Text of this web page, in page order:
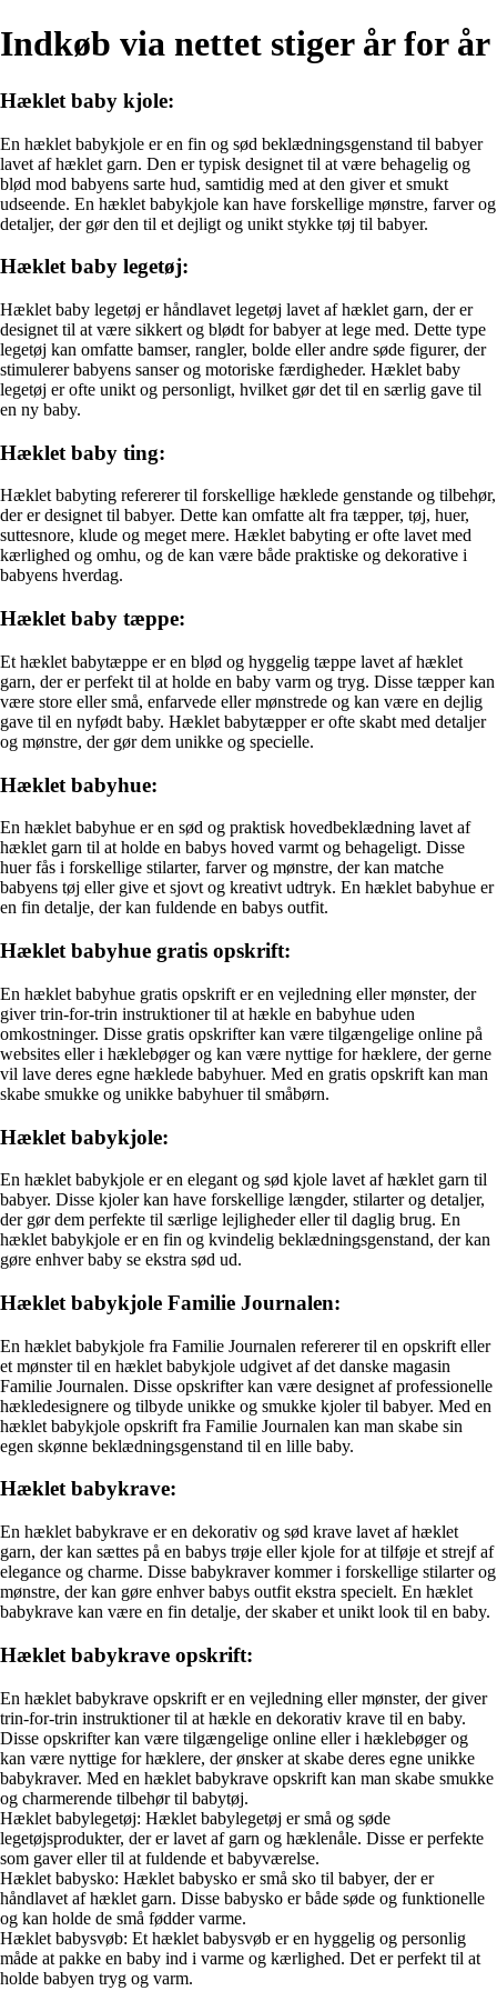
Indkøb via nettet stiger år for år
Hæklet baby kjole:
En hæklet babykjole er en fin og sød beklædningsgenstand til babyer
lavet af hæklet garn. Den er typisk designet til at være behagelig og
blød mod babyens sarte hud, samtidig med at den giver et smukt
udseende. En hæklet babykjole kan have forskellige mønstre, farver og
detaljer, der gør den til et dejligt og unikt stykke tøj til babyer.
Hæklet baby legetøj:
Hæklet baby legetøj er håndlavet legetøj lavet af hæklet garn, der er
designet til at være sikkert og blødt for babyer at lege med. Dette type
legetøj kan omfatte bamser, rangler, bolde eller andre søde figurer, der
stimulerer babyens sanser og motoriske færdigheder. Hæklet baby
legetøj er ofte unikt og personligt, hvilket gør det til en særlig gave til
en ny baby.
Hæklet baby ting:
Hæklet babyting refererer til forskellige hæklede genstande og tilbehør,
der er designet til babyer. Dette kan omfatte alt fra tæpper, tøj, huer,
suttesnore, klude og meget mere. Hæklet babyting er ofte lavet med
kærlighed og omhu, og de kan være både praktiske og dekorative i
babyens hverdag.
Hæklet baby tæppe:
Et hæklet babytæppe er en blød og hyggelig tæppe lavet af hæklet
garn, der er perfekt til at holde en baby varm og tryg. Disse tæpper kan
være store eller små, enfarvede eller mønstrede og kan være en dejlig
gave til en nyfødt baby. Hæklet babytæpper er ofte skabt med detaljer
og mønstre, der gør dem unikke og specielle.
Hæklet babyhue:
En hæklet babyhue er en sød og praktisk hovedbeklædning lavet af
hæklet garn til at holde en babys hoved varmt og behageligt. Disse
huer fås i forskellige stilarter, farver og mønstre, der kan matche
babyens tøj eller give et sjovt og kreativt udtryk. En hæklet babyhue er
en fin detalje, der kan fuldende en babys outfit.
Hæklet babyhue gratis opskrift:
En hæklet babyhue gratis opskrift er en vejledning eller mønster, der
giver trin-for-trin instruktioner til at hækle en babyhue uden
omkostninger. Disse gratis opskrifter kan være tilgængelige online på
websites eller i hæklebøger og kan være nyttige for hæklere, der gerne
vil lave deres egne hæklede babyhuer. Med en gratis opskrift kan man
skabe smukke og unikke babyhuer til småbørn.
Hæklet babykjole:
En hæklet babykjole er en elegant og sød kjole lavet af hæklet garn til
babyer. Disse kjoler kan have forskellige længder, stilarter og detaljer,
der gør dem perfekte til særlige lejligheder eller til daglig brug. En
hæklet babykjole er en fin og kvindelig beklædningsgenstand, der kan
gøre enhver baby se ekstra sød ud.
Hæklet babykjole Familie Journalen:
En hæklet babykjole fra Familie Journalen refererer til en opskrift eller
et mønster til en hæklet babykjole udgivet af det danske magasin
Familie Journalen. Disse opskrifter kan være designet af professionelle
hækledesignere og tilbyde unikke og smukke kjoler til babyer. Med en
hæklet babykjole opskrift fra Familie Journalen kan man skabe sin
egen skønne beklædningsgenstand til en lille baby.
Hæklet babykrave:
En hæklet babykrave er en dekorativ og sød krave lavet af hæklet
garn, der kan sættes på en babys trøje eller kjole for at tilføje et strejf af
elegance og charme. Disse babykraver kommer i forskellige stilarter og
mønstre, der kan gøre enhver babys outfit ekstra specielt. En hæklet
babykrave kan være en fin detalje, der skaber et unikt look til en baby.
Hæklet babykrave opskrift:
En hæklet babykrave opskrift er en vejledning eller mønster, der giver
trin-for-trin instruktioner til at hækle en dekorativ krave til en baby.
Disse opskrifter kan være tilgængelige online eller i hæklebøger og
kan være nyttige for hæklere, der ønsker at skabe deres egne unikke
babykraver. Med en hæklet babykrave opskrift kan man skabe smukke
og charmerende tilbehør til babytøj.
Hæklet babylegetøj: Hæklet babylegetøj er små og søde
legetøjsprodukter, der er lavet af garn og hæklenåle. Disse er perfekte
som gaver eller til at fuldende et babyværelse.
Hæklet babysko: Hæklet babysko er små sko til babyer, der er
håndlavet af hæklet garn. Disse babysko er både søde og funktionelle
og kan holde de små fødder varme.
Hæklet babysvøb: Et hæklet babysvøb er en hyggelig og personlig
måde at pakke en baby ind i varme og kærlighed. Det er perfekt til at
holde babyen tryg og varm.